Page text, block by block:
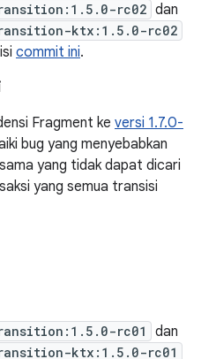
rc02 dan
ktx:1.5.0-rc02
commit ini.
Fragment ke versi 1.7.0-
bug yang menyebabkan
yang tidak dapat dicari
yang semua transisi
rc01 dan
ktx:1.5.0-rc01